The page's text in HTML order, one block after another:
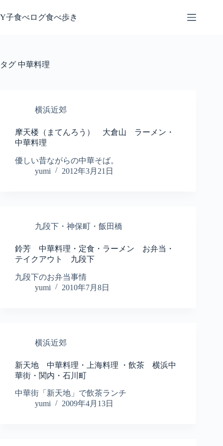
ン
ス
Y子食べログ食べ歩き
タグ 中華料理
横浜近郊
摩天楼（まてんろう） 大倉山 ラーメン・
中華料理
優しい昔ながらの中華そば。
yumi
2012年3月21日
九段下・神保町・飯田橋
鈴芳 中華料理・定食・ラーメン お弁当・
テイクアウト 九段下
九段下のお弁当事情
yumi
2010年7月8日
横浜近郊
新天地 中華料理・上海料理 ・飲茶 横浜中
華街・関内・石川町
中華街「新天地」で飲茶ランチ
yumi
2009年4月13日